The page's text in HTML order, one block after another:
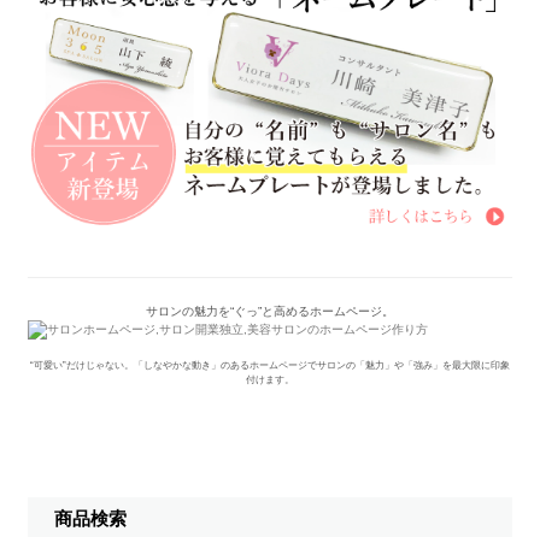
サロンの魅力を“ぐっ”と高めるホームページ。
“可愛い”だけじゃない。「しなやかな動き」のあるホームページでサロンの「魅力」や「強み」を最大限に印象
付けます。
商品検索